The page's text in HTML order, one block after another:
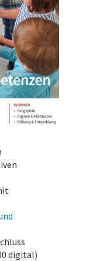
digital)